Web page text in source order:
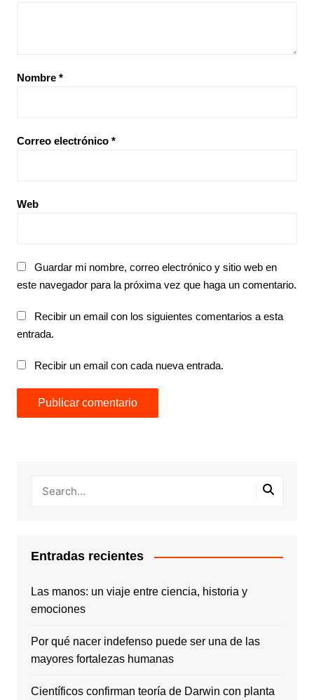
Nombre *
Correo electrónico *
Web
Guardar mi nombre, correo electrónico y sitio web en
este navegador para la próxima vez que haga un comentario.
Recibir un email con los siguientes comentarios a esta
entrada.
Recibir un email con cada nueva entrada.
Entradas recientes
Las manos: un viaje entre ciencia, historia y
emociones
Por qué nacer indefenso puede ser una de las
mayores fortalezas humanas
Científicos confirman teoría de Darwin con planta